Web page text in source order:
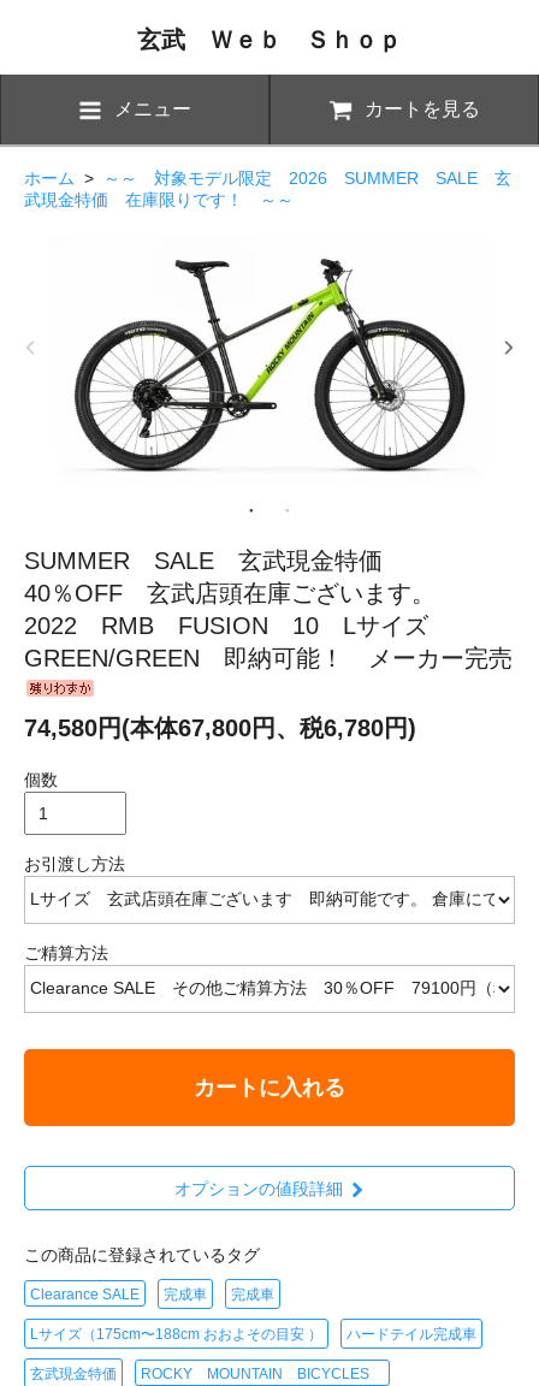
玄武 Ｗｅｂ Ｓｈｏｐ
メニュー カートを見る
ホーム >
～～ 対象モデル限定 2026 SUMMER SALE 玄
武現金特価 在庫限りです！ ～～
SUMMER SALE 玄武現金特価
40％OFF 玄武店頭在庫ございます。
2022 RMB FUSION 10 Lサイズ
GREEN/GREEN 即納可能！ メーカー完売
74,580円(本体67,800円、税6,780円)
個数
お引渡し方法
ご精算方法
カートに入れる
オプションの値段詳細
この商品に登録されているタグ
Clearance SALE 完成車 完成車
Lサイズ（175cm〜188cm おおよその目安 ） ハードテイル完成車
玄武現金特価 ROCKY MOUNTAIN BICYCLES